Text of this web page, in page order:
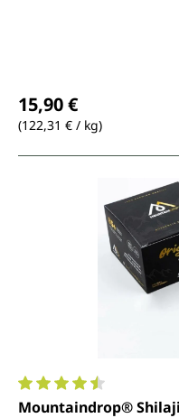
15,90 €
(122,31 € / kg)
Note moyenne de 4.4
Mountaindrop®